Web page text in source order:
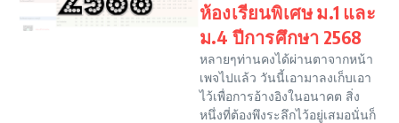
ห้องเรียนพิเศษ ม.1 และ
ม.4 ปีการศึกษา 2568
หลายๆท่านคงได้ผ่านตาจากหน้า
เพจไปแล้ว วันนี้เอามาลงเก็บเอา
ไว้เพื่อการอ้างอิงในอนาคต สิ่ง
หนึ่งที่ต้องพึงระลึกไว้อยู่เสมอนั่นก็